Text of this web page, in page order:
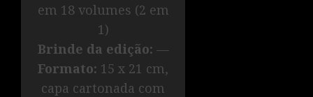
em 18 volumes (2 em
1)
Brinde da edição: —
Formato: 15 x 21 cm,
capa cartonada com